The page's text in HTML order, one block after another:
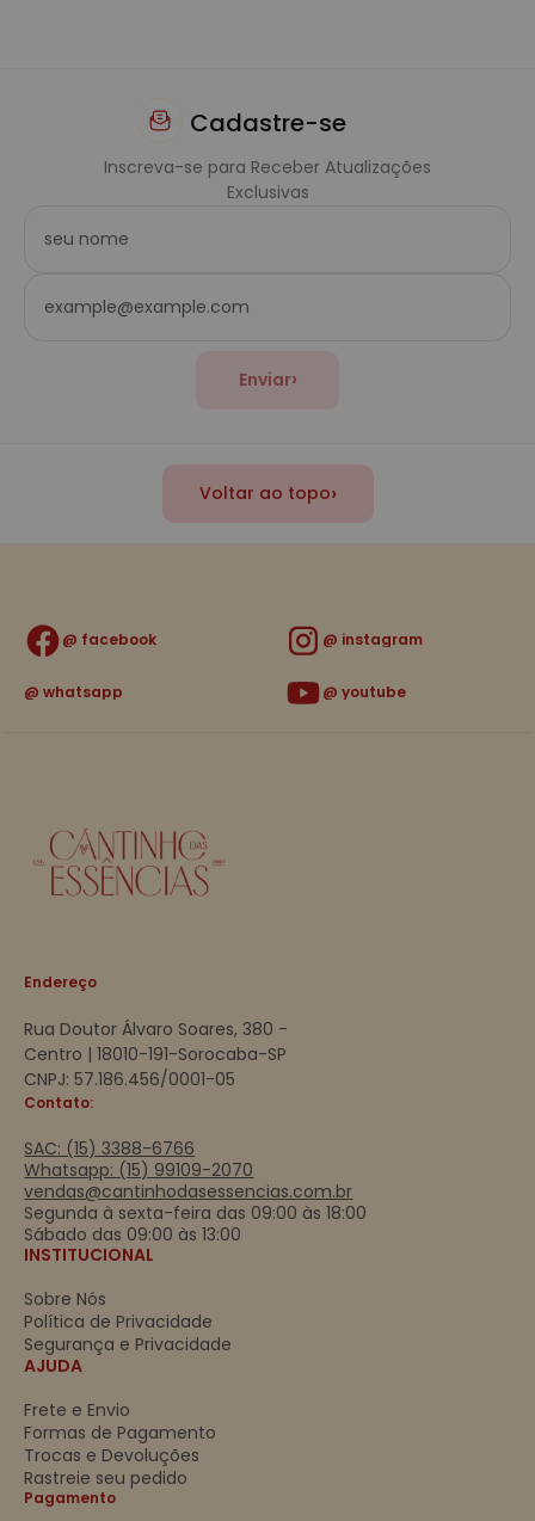
Cadastre-se
Inscreva-se para Receber Atualizações
Exclusivas
Enviar›
Voltar ao topo›
facebook instagram
whatsapp youtube
Endereço
Rua Doutor Álvaro Soares, 380 -
Centro | 18010-191-Sorocaba-SP
CNPJ: 57.186.456/0001-05
Contato:
SAC: (15) 3388-6766
Whatsapp: (15) 99109-2070
vendas@cantinhodasessencias.com.br
Segunda à sexta-feira das 09:00 às 18:00
Sábado das 09:00 às 13:00
INSTITUCIONAL
Sobre Nós
Política de Privacidade
Segurança e Privacidade
AJUDA
Frete e Envio
Formas de Pagamento
Trocas e Devoluções
Rastreie seu pedido
Pagamento